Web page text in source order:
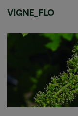
VIGNE_FLO